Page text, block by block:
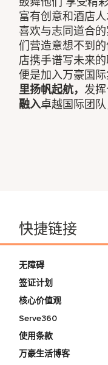
富有创意和酒店
喜欢与志同道合
们营造意想不到
店携手谱写未来
便是加入万豪国
里扬帆起航，发
融入卓越国际团队
快捷链接
无障碍
签证计划
核心价值观
Serve360
使用条款
万豪生活博客